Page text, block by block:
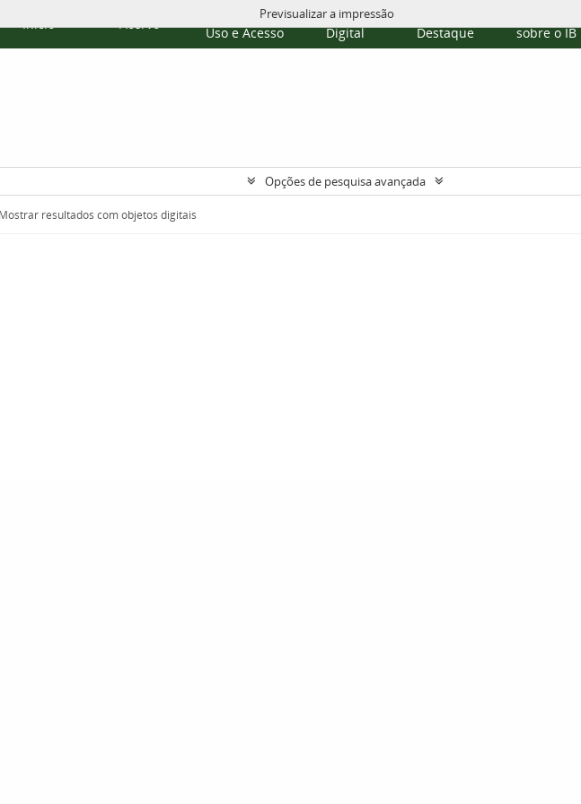
Início Acervo
Políticas de
Uso e Acesso
Repositório
Digital
Destaque
sobre o IB
Previsualizar a impressão
Opções de pesquisa avançada
Mostrar resultados com objetos digitais